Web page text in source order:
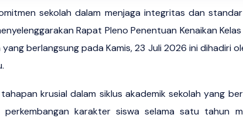
sekolah dalam menjaga integritas dan
Rapat Pleno Penentuan Kenaikan
berlangsung pada Kamis, 23 Juli 2026 ini dihadiri
krusial dalam siklus akademik sekolah yang
karakter siswa selama satu tahun